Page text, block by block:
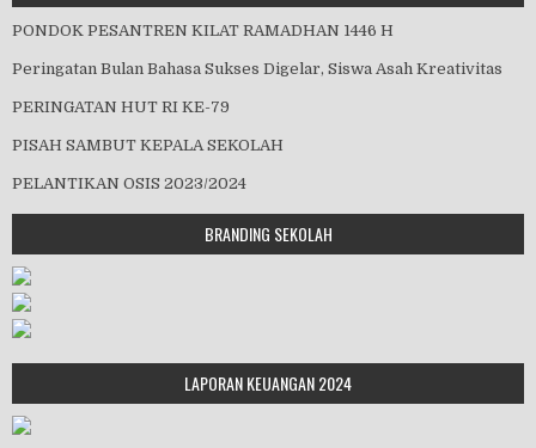
PONDOK PESANTREN KILAT RAMADHAN 1446 H
Peringatan Bulan Bahasa Sukses Digelar, Siswa Asah Kreativitas
PERINGATAN HUT RI KE-79
PISAH SAMBUT KEPALA SEKOLAH
PELANTIKAN OSIS 2023/2024
BRANDING SEKOLAH
LAPORAN KEUANGAN 2024